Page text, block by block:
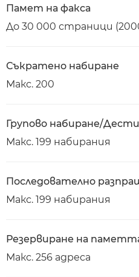
Памет на факса
До 30 000 страници
Съкратено набиране
Макс. 200
Групово набиране/
Макс. 199 набирания
Последователно
Макс. 199 набирания
Резервиране на
Макс. 256 адреса